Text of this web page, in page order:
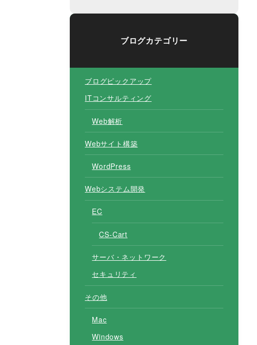
ブログカテゴリー
ブログピックアップ
ITコンサルティング
Web解析
Webサイト構築
WordPress
Webシステム開発
EC
CS-Cart
サーバ・ネットワーク
セキュリティ
その他
Mac
Windows